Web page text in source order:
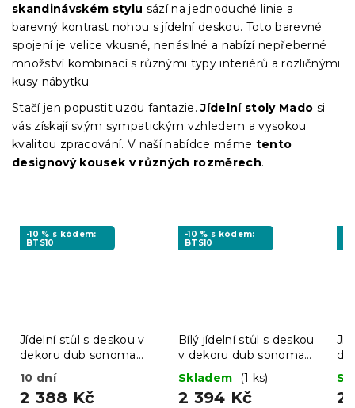
skandinávském stylu sází na jednoduché linie a
barevný kontrast nohou s jídelní deskou. Toto barevné
spojení je velice vkusné, nenásilné a nabízí nepřeberné
množství kombinací s různými typy interiérů a rozličnými
kusy nábytku.
Stačí jen popustit uzdu fantazie.Jídelní stoly Mado si
vás získají svým sympatickým vzhledem a vysokou
kvalitou zpracování. V naší nabídce máme tento
designový kousek v různých rozměrech.
-10 % s kódem:
BTS10
Jídelní stůl s deskou v
dekoru dub sonoma
UMEKO 120x80
10 dní
2 388 Kč
-10 % s kódem:
BTS10
Bílý jídelní stůl s deskou
v dekoru dub sonoma
MADO 120x80
Skladem (1 ks)
2 394 Kč 2